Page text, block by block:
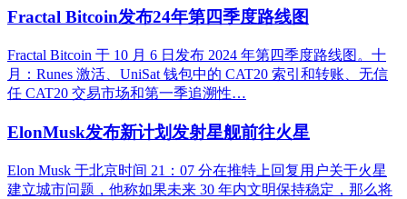
Fractal Bitcoin发布24年第四季度路线图
Fractal Bitcoin 于 10 月 6 日发布 2024 年第四季度路线图。十
月：Runes 激活、UniSat 钱包中的 CAT20 索引和转账、无信
任 CAT20 交易市场和第一季追溯性…
ElonMusk发布新计划发射星舰前往火星
Elon Musk 于北京时间 21：07 分在推特上回复用户关于火星
建立城市问题，他称如果未来 30 年内文明保持稳定，那么将